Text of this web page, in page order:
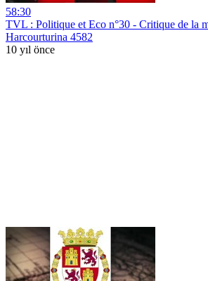
58:30
TVL : Politique et Eco n°30 - Critique de la
Harcourturina 4582
10 yıl önce